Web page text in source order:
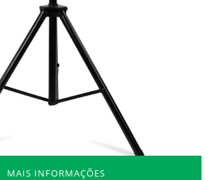
MAIS INFORMAÇÕES